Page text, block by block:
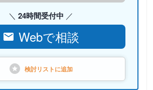
24時間受付中
Webで相談
検討リストに追加